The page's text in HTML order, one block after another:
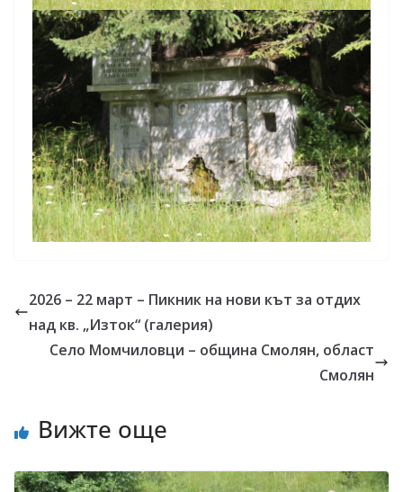
2026 – 22 март – Пикник на нови кът за отдих
над кв. „Изток“ (галерия)
Село Момчиловци – община Смолян, област
Смолян
Вижте още